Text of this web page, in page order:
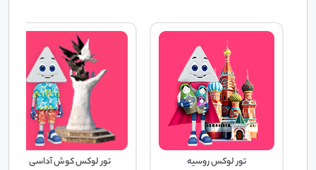
تور لوکس روسیه تور لوکس کوش آداسی